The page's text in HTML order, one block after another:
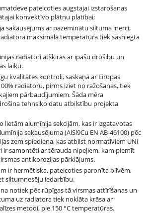
pateicoties augstajai izstarošanas
konvektīvo plātņu platībai;
sakausējums ar pazeminātu siltuma inerci,
maksimālā temperatūra tiek sasniegta
radiatori atšķirās ar īpašu drošību un
laiku.
kvalitātes kontroli, saskaņā ar Eiropas
radiatoru, pirms iziet no ražošanas, tiek
pārbaudījumiem. Šāda mēra
tehnsiko datu atbilstību projekta
lietām alumīnija sekcijām, kas ir izgatavotas
sakausējuma (AlSi9Cu EN AB-46100) pēc
zem spiediena, kas atbilst normatīviem UNI
ir samontēti ar tērauda nipeļiem, kam piemīt
antikorozijas pārklājums.
ir hermētiska, pateicoties paronīta blīvēm,
siltumnesēju iedarbību.
notiek pēc rūpīgas tā virsmas attīrīšanas un
uz radiatora tiek noklāta krāsa ar
metodi, pie 150 °С temperatūras.